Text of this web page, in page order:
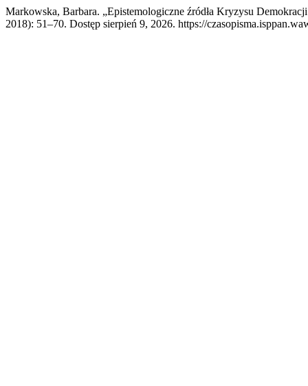
Markowska, Barbara. „Epistemologiczne źródła Kryzysu
2018): 51–70. Dostęp sierpień 9, 2026. https://